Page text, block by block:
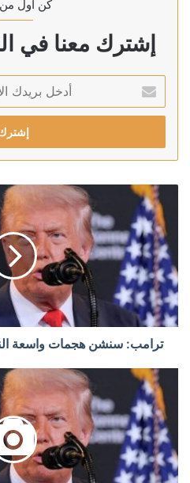
كن أول من
إشترك معنا في
بريدك
الإلكتروني
ترامب: سنشن هجمات واسعة